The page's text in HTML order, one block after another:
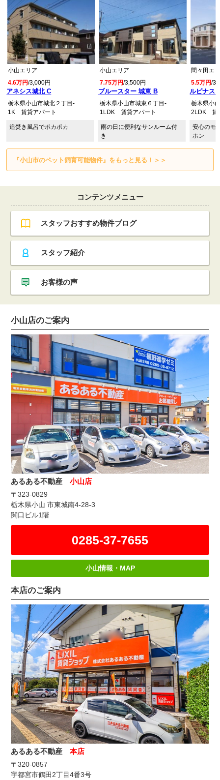
アネシス城北 C
小山エリア
4.6万円/3,000円
栃木県小山市城北２丁目-
1K 賃貸アパート
追焚き風呂でポカポカ
ブルースター 城東 B
小山エリア
7.75万円/3,500円
栃木県小山市城東６丁目-
1LDK 賃貸アパート
雨の日に便利なサンルーム付
き
ルピナス
間々田エ
5.5万円/
栃木県小
2LDK 賃
安心のモ
ホン
『小山市のペット飼育可能物件』をもっと見る！＞＞
コンテンツメニュー
スタッフおすすめ物件ブログ
スタッフ紹介
お客様の声
小山店のご案内
あるある不動産小山店
〒323-0829
栃木県小山 市東城南4-28-3
関口ビル1階
0285-37-7655
小山情報・MAP
本店のご案内
あるある不動産本店
〒320-0857
宇都宮市鶴田2丁目4番3号